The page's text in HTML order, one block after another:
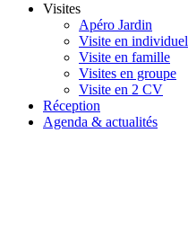
Visites
Apéro Jardin
Visite en individuel
Visite en famille
Visites en groupe
Visite en 2 CV
Réception
Agenda & actualités